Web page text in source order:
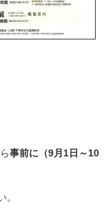
事前に（9月1日～10
。